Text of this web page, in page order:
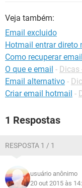
Veja também:
Email excluido
Hotmail entrar direto
Como recuperar
O que e email - Dicas
Email alternativo -
Criar email hotmail -
1 Respostas
RESPOSTA 1 / 1
usuário anônimo
20 out 2015 às